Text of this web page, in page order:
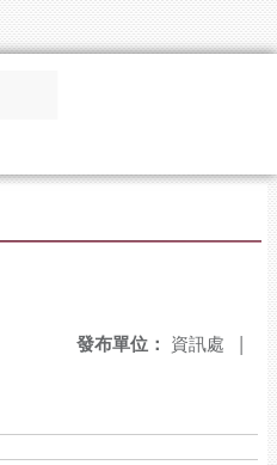
發布單位： 資訊處 |